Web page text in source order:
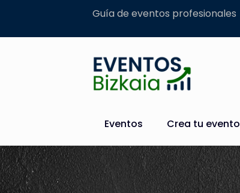
Guía de eventos profesionales
Eventos Crea tu evento